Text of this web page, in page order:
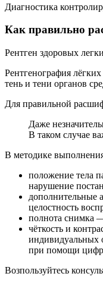
Диагностика
Как правильно
Рентген здоровых
Рентгенография
тень и тени органов
Для правильной
Даже
В таком случае
В методике
положение тела
нарушение
дополнительные
целостность
полнота снимка
чёткость и
индивидуальных
при помощи
Возпользуйтесь